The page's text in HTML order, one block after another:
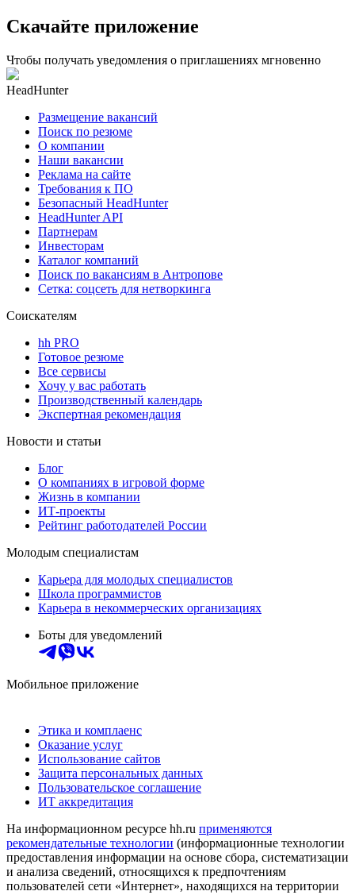
Скачайте приложение
Чтобы получать уведомления о приглашениях мгновенно
HeadHunter
Размещение вакансий
Поиск по резюме
О компании
Наши вакансии
Реклама на сайте
Требования к ПО
Безопасный HeadHunter
HeadHunter API
Партнерам
Инвесторам
Каталог компаний
Поиск по вакансиям в Антропове
Сетка: соцсеть для нетворкинга
Соискателям
hh PRO
Готовое резюме
Все сервисы
Хочу у вас работать
Производственный календарь
Экспертная рекомендация
Новости и статьи
Блог
О компаниях в игровой форме
Жизнь в компании
ИТ-проекты
Рейтинг работодателей России
Молодым специалистам
Карьера для молодых специалистов
Школа программистов
Карьера в некоммерческих организациях
Боты для уведомлений
Мобильное приложение
Этика и комплаенс
Оказание услуг
Использование сайтов
Защита персональных данных
Пользовательское соглашение
ИТ аккредитация
На информационном ресурсе hh.ru применяются
рекомендательные технологии (информационные технологии
предоставления информации на основе сбора, систематизации
и анализа сведений, относящихся к предпочтениям
пользователей сети «Интернет», находящихся на территории